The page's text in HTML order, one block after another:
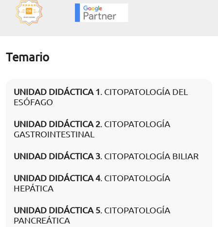
Temario
UNIDAD DIDÁCTICA 1. CITOPATOLOGÍA DEL
ESÓFAGO
UNIDAD DIDÁCTICA 2. CITOPATOLOGÍA
GASTROINTESTINAL
UNIDAD DIDÁCTICA 3. CITOPATOLOGÍA BILIAR
UNIDAD DIDÁCTICA 4. CITOPATOLOGÍA
HEPÁTICA
UNIDAD DIDÁCTICA 5. CITOPATOLOGÍA
PANCREÁTICA